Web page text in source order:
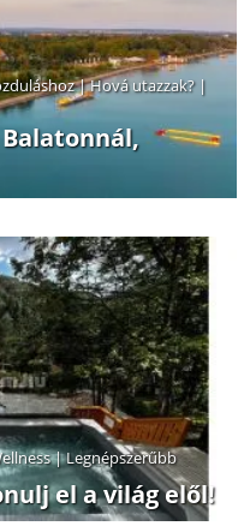
|Hová utazzak? |
|Legnépszerűbb
el a világ elől!